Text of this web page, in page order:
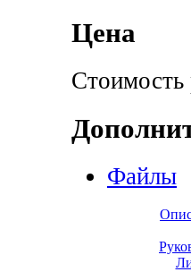
Цена
Стоимость
Файлы